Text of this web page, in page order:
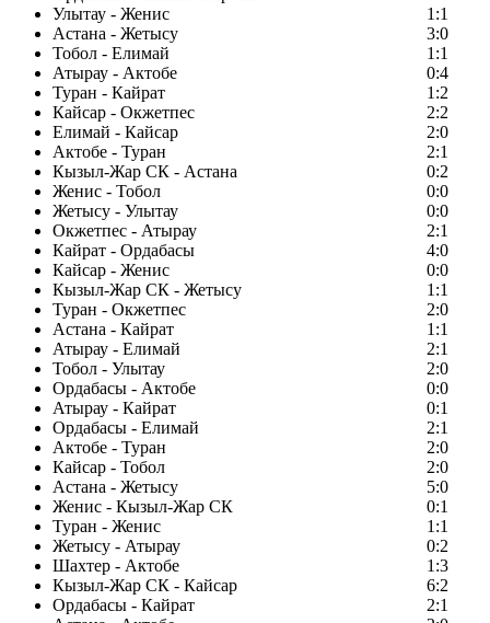
Улытау - Женис
1:1
Астана - Жетысу
3:0
Тобол - Елимай
1:1
Атырау - Актобе
0:4
Туран - Кайрат
1:2
Кайсар - Окжетпес
2:2
Елимай - Кайсар
2:0
Актобе - Туран
2:1
Кызыл-Жар СК - Астана
0:2
Женис - Тобол
0:0
Жетысу - Улытау
0:0
Окжетпес - Атырау
2:1
Кайрат - Ордабасы
4:0
Кайсар - Женис
0:0
Кызыл-Жар СК - Жетысу
1:1
Туран - Окжетпес
2:0
Астана - Кайрат
1:1
Атырау - Елимай
2:1
Тобол - Улытау
2:0
Ордабасы - Актобе
0:0
Атырау - Кайрат
0:1
Ордабасы - Елимай
2:1
Актобе - Туран
2:0
Кайсар - Тобол
2:0
Астана - Жетысу
5:0
Женис - Кызыл-Жар СК
0:1
Туран - Женис
1:1
Жетысу - Атырау
0:2
Шахтер - Актобе
1:3
Кызыл-Жар СК - Кайсар
6:2
Ордабасы - Кайрат
2:1